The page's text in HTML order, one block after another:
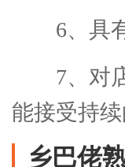
6、具
7、对
能接受持续
乡巴佬